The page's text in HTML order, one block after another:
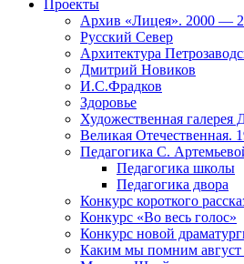
Проекты
Архив «Лицея». 2000 —
Русский Север
Архитектура
Дмитрий Новиков
И.С.Фрадков
Здоровье
Художественная
Великая Отечественная.
Педагогика С.
Педагогика школы
Педагогика двора
Конкурс короткого
Конкурс «Во весь голос»
Конкурс новой
Каким мы помним